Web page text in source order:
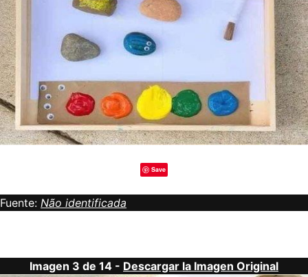
Save
Fuente: Não identificada
Imagen 3 de 14 - Descargar la Imagen Original